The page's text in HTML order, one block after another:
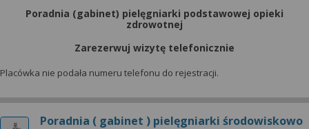
Poradnia (gabinet) pielęgniarki podstawowej opieki
zdrowotnej
Zarezerwuj wizytę telefonicznie
Placówka nie podała numeru telefonu do rejestracji.
Poradnia ( gabinet ) pielęgniarki środowiskowo